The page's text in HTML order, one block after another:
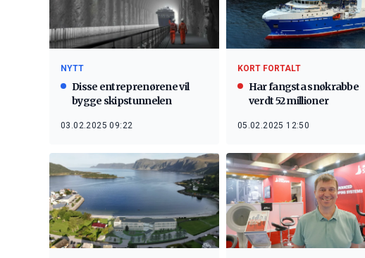
KORT FORTALT
Har fangsta snøkrabbe
verdt 52 millioner
05.02.2025 12:50
NYTT
Disse entreprenørene vil
bygge skipstunnelen
03.02.2025 09:22